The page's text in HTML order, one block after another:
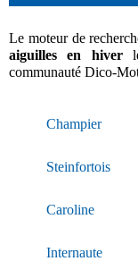
Le moteur de
aiguilles en hiver
communauté Dico-
Champier
Steinfortois
Caroline
Internaute